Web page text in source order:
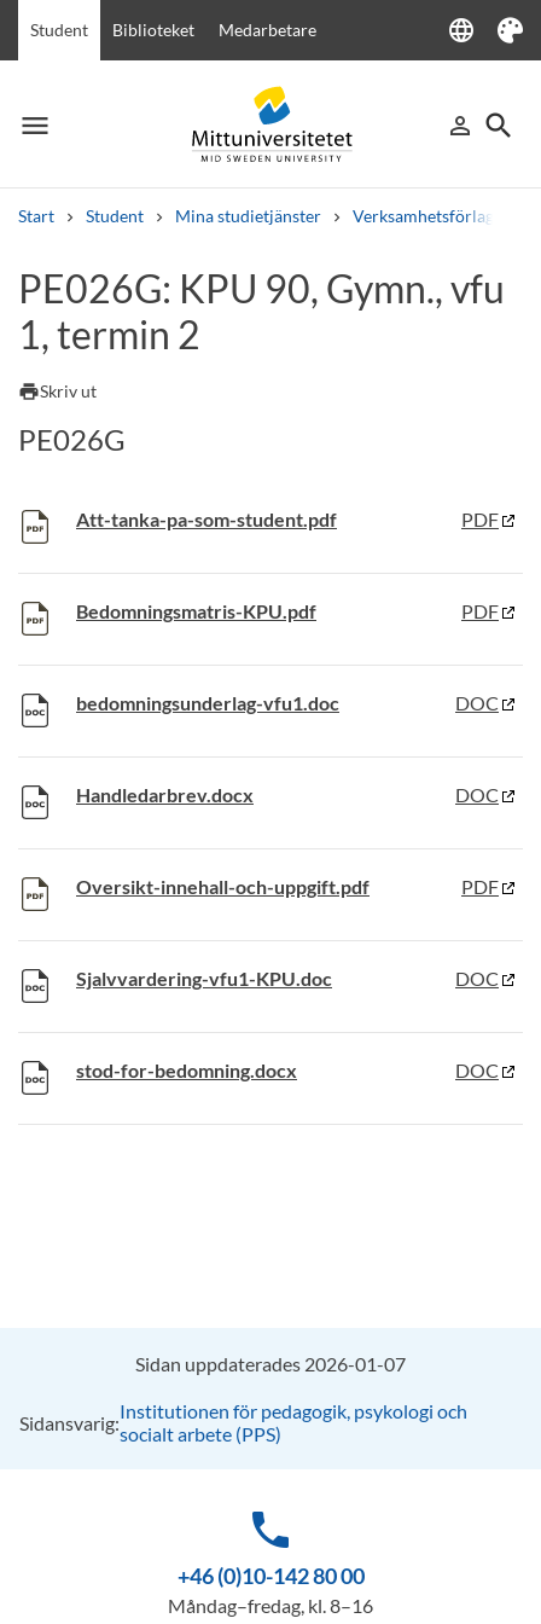
Student Biblioteket Medarbetare language
Language
Tema
menu
Meny person_outline
Logga in
search
Sök
Start Student Mina studietjänster Verksamhetsförlagd
Andra söktjänster
Kurser och program
PE026G: KPU 90, Gymn., vfu
1, termin 2
printSkriv ut
PE026G
Att-tanka-pa-som-student.pdf PDF
Bedomningsmatris-KPU.pdf PDF
bedomningsunderlag-vfu1.doc DOC
Handledarbrev.docx DOC
Oversikt-innehall-och-uppgift.pdf PDF
Sjalvvardering-vfu1-KPU.doc DOC
stod-for-bedomning.docx DOC
Sidan uppdaterades 2026-01-07
Sidansvarig:Institutionen för pedagogik, psykologi och
socialt arbete (PPS)
phone
+46 (0)10-142 80 00
Måndag–fredag, kl. 8–16